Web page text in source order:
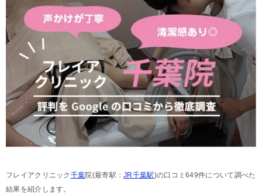
フレイアクリニック 千葉院(最寄駅：JR千葉駅)の口コミ649件について調べた
結果を紹介します。